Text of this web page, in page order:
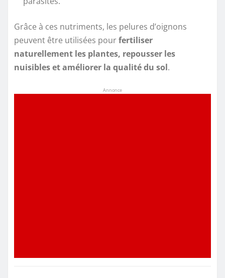
Grâce à ces nutriments, les pelures d’oignons
peuvent être utilisées pourfertiliser
naturellement les plantes, repousser les
nuisibles et améliorer la qualité du sol.
Annonce